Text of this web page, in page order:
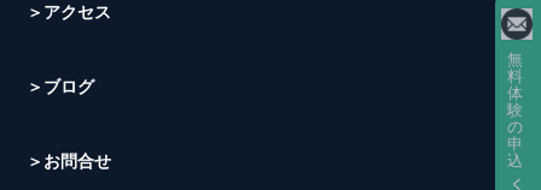
＞アクセス
＞ブログ
＞お問合せ
無
料
体
験
の
申
込